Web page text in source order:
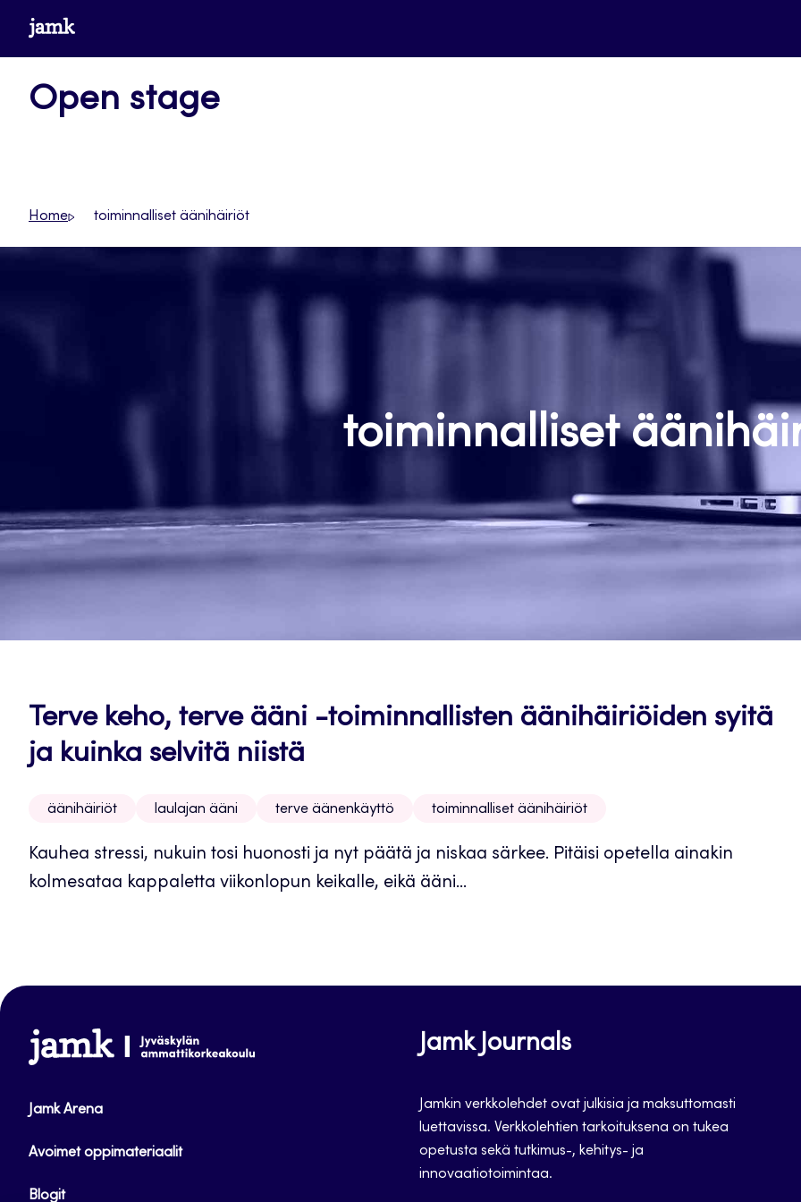
Siirrywww.jamk.fi
Open stage
Home toiminnalliset äänihäiriöt
toiminnalliset
Terve keho, terve ääni -toiminnallisten äänihäiriöiden syitä
ja kuinka selvitä niistä
äänihäiriöt laulajan ääni terve äänenkäyttö toiminnalliset äänihäiriöt
Kauhea stressi, nukuin tosi huonosti ja nyt päätä ja niskaa särkee. Pitäisi opetella ainakin
kolmesataa kappaletta viikonlopun keikalle, eikä ääni...
www.jamk.fi
Jamk Arena
Avoimet oppimateriaalit
Blogit
Jamk Journals
Jamkin verkkolehdet ovat julkisia ja maksuttomasti
luettavissa. Verkkolehtien tarkoituksena on tukea
opetusta sekä tutkimus-, kehitys- ja
innovaatiotoimintaa.